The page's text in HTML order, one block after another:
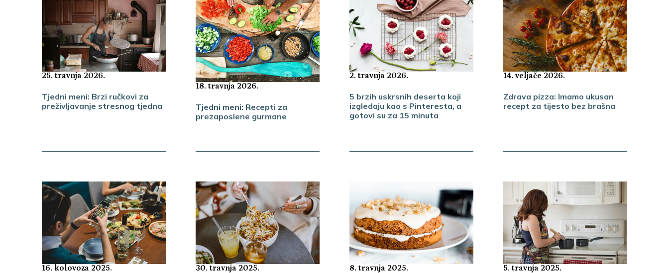
25. travnja 2026.
Tjedni meni: Brzi ručkovi za
preživljavanje stresnog tjedna
18. travnja 2026.
Tjedni meni: Recepti za
prezaposlene gurmane
2. travnja 2026.
5 brzih uskrsnih deserta koji
izgledaju kao s Pinteresta, a
gotovi su za 15 minuta
14. veljače 2026.
Zdrava pizza: Imamo ukusan
recept za tijesto bez brašna
16. kolovoza 2025. 30. travnja 2025. 8. travnja 2025. 5. travnja 2025.